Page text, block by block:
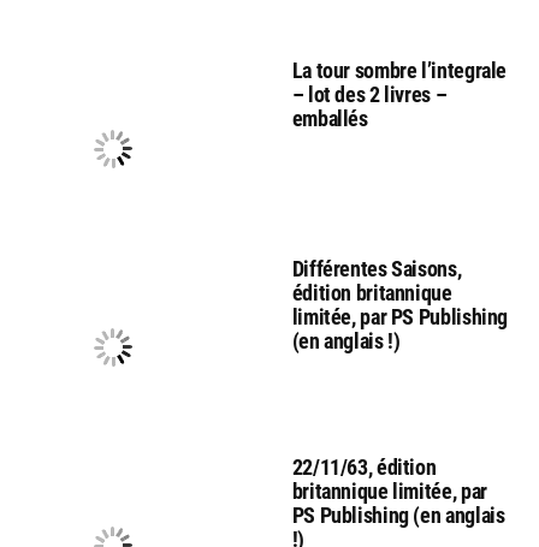
La tour sombre l’integrale
– lot des 2 livres –
emballés
Différentes Saisons,
édition britannique
limitée, par PS Publishing
(en anglais !)
22/11/63, édition
britannique limitée, par
PS Publishing (en anglais
!)